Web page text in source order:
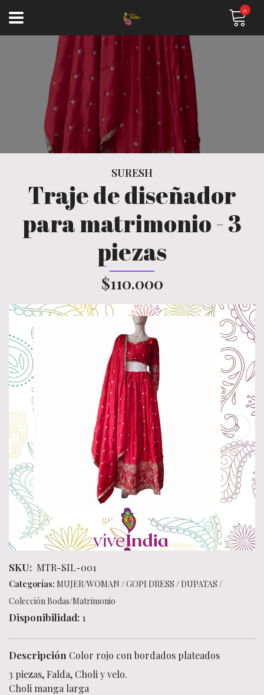
0
SURESH
Traje de diseñador
para matrimonio - 3
piezas
$110.000
SKU: MTR-SIL-001
Categorías: MUJER/WOMAN /GOPI DRESS /DUPATAS /
Colección Bodas/Matrimonio
Disponibilidad: 1
Descripción Color rojo con bordados plateados
3 piezas, Falda, Choli y velo.
Choli manga larga